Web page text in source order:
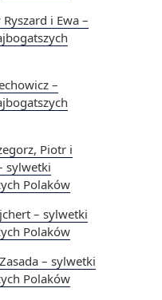
i Ewa –
–
Piotr i
sylwetki
Polaków
– sylwetki
Polaków
– sylwetki
Polaków